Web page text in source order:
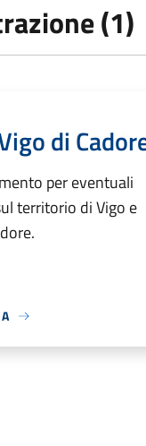
(1)
di
per eventuali
territorio di Vigo e